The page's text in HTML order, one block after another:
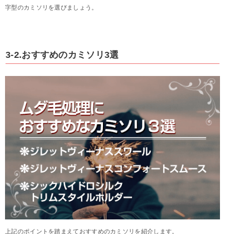
字型のカミソリを選びましょう。
3-2.おすすめのカミソリ3選
上記のポイントを踏まえておすすめのカミソリを紹介します。